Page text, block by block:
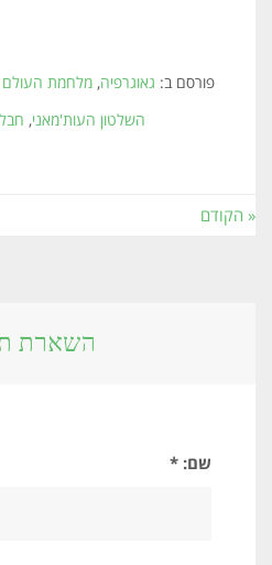
פורסם ב: גאוגרפיה, מלחמת העולם
השלטון העות'מאני,
« הקודם
השארת
שם: *